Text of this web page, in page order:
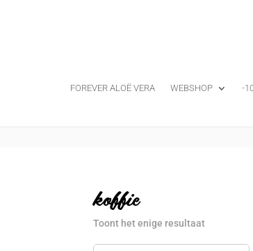
FOREVER ALOË VERA WEBSHOP -
koffie
Toont het enige resultaat